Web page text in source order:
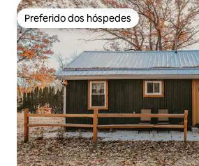
Preferido dos hóspedes
Preferido dos hóspedes